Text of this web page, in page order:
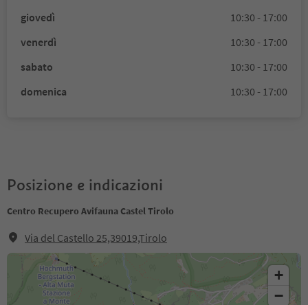
giovedì
10:30 - 17:00
venerdì
10:30 - 17:00
sabato
10:30 - 17:00
domenica
10:30 - 17:00
Posizione e indicazioni
Centro Recupero Avifauna Castel Tirolo
Via del Castello 25,39019,Tirolo
+
−